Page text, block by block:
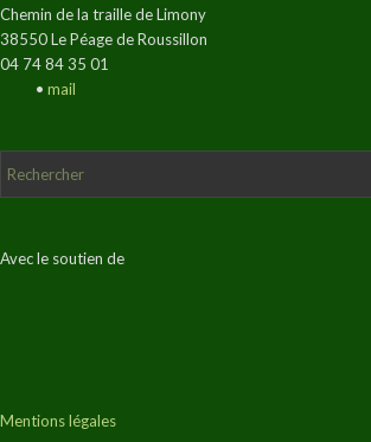
Chemin de la traille de Limony
38550 Le Péage de Roussillon
04 74 84 35 01
• mail
Avec le soutien de
Mentions légales